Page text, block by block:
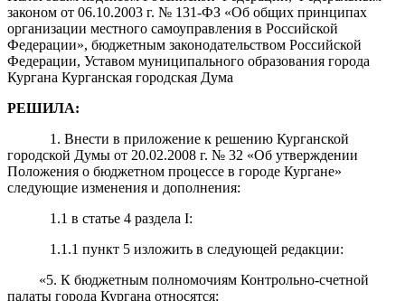
законом от 06.10.2003 г. № 131-ФЗ «Об общих принципах
организации местного самоуправления в Российской
Федерации», бюджетным законодательством Российской
Федерации, Уставом муниципального образования города
Кургана Курганская городская Дума
РЕШИЛА:
1. Внести в приложение к решению Курганской
городской Думы от 20.02.2008 г. № 32 «Об утверждении
Положения о бюджетном процессе в городе Кургане»
следующие изменения и дополнения:
1.1 в статье 4 раздела I:
1.1.1 пункт 5 изложить в следующей редакции:
«5. К бюджетным полномочиям Контрольно-счетной
палаты города Кургана относятся: